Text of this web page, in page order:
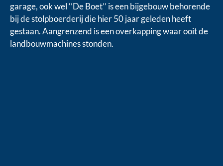
garage, ook wel ‘’De Boet’’ is een bijgebouw behorende
bij de stolpboerderij die hier 50 jaar geleden heeft
gestaan. Aangrenzend is een overkapping waar ooit de
landbouwmachines stonden.